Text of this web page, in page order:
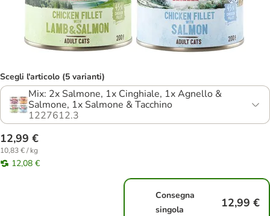
Scegli l'articolo (5 varianti)
Mix: 2x Salmone, 1x Cinghiale, 1x Agnello &
Salmone, 1x Salmone & Tacchino
1227612.3
12,99 €
10,83 € / kg
12,08 €
Consegna
singola
12,99 €